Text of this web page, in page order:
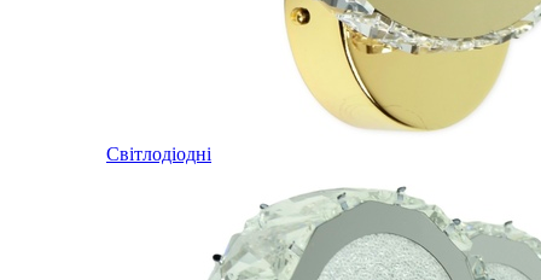
Світлодіодні